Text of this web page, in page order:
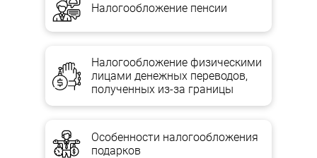
Налогообложение пенсии
Налогообложение физическими
лицами денежных переводов,
полученных из-за границы
Особенности налогообложения
подарков